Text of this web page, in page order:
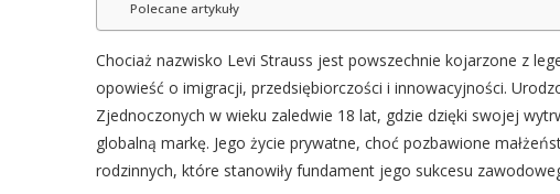
Polecane artykuły
Chociaż nazwisko Levi Strauss jest powszechnie kojarzone z
opowieść o imigracji, przedsiębiorczości i innowacyjności.
Zjednoczonych w wieku zaledwie 18 lat, gdzie dzięki swojej
globalną markę. Jego życie prywatne, choć pozbawione
rodzinnych, które stanowiły fundament jego sukcesu